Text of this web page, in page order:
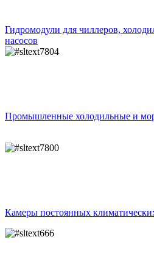
Гидромодули для чиллеров,
насосов
Промышленные холодильные и
Камеры постоянных